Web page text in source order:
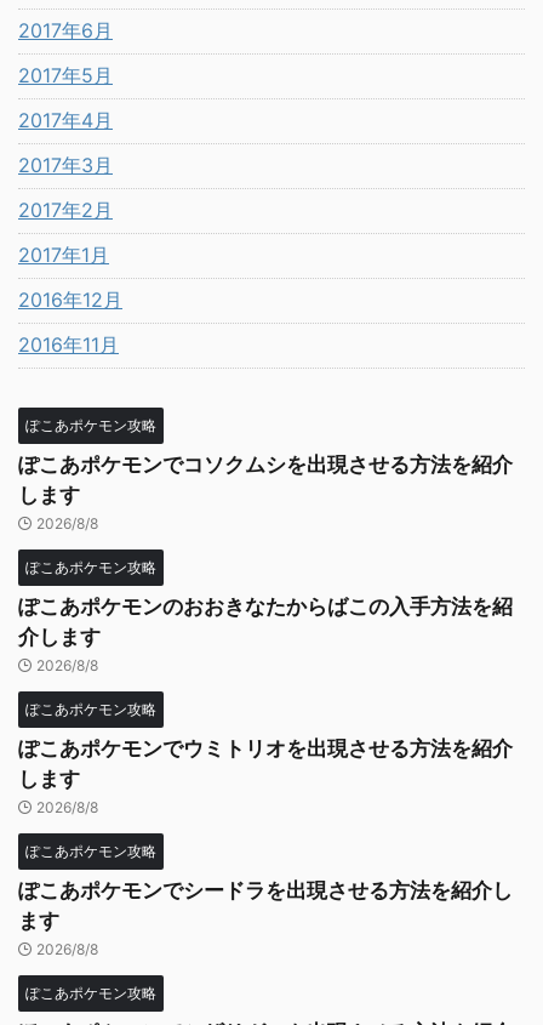
2017年6月
2017年5月
2017年4月
2017年3月
2017年2月
2017年1月
2016年12月
2016年11月
ぽこあポケモン攻略
ぽこあポケモンでコソクムシを出現させる方法を紹介
します
2026/8/8
ぽこあポケモン攻略
ぽこあポケモンのおおきなたからばこの入手方法を紹
介します
2026/8/8
ぽこあポケモン攻略
ぽこあポケモンでウミトリオを出現させる方法を紹介
します
2026/8/8
ぽこあポケモン攻略
ぽこあポケモンでシードラを出現させる方法を紹介し
ます
2026/8/8
ぽこあポケモン攻略